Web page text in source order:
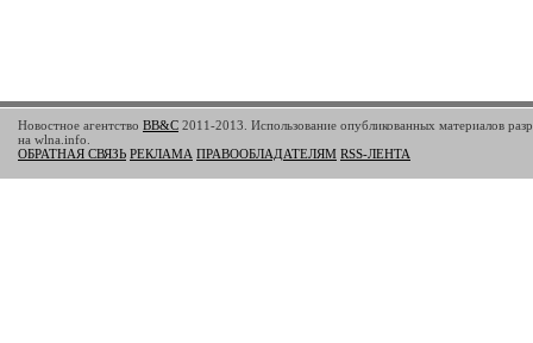
Новостное агентство BB&C 2011-2013. Использование опубликованных материалов
на wlna.info.
ОБРАТНАЯ СВЯЗЬ РЕКЛАМА ПРАВООБЛАДАТЕЛЯМ RSS-ЛЕНТА